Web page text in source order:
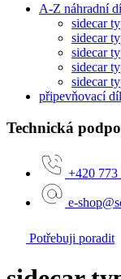
A-Z náhradní
sidecar
sidecar
sidecar
sidecar
sidecar
připevňovací
Technická
+420 773
e-
Potřebuji poradit